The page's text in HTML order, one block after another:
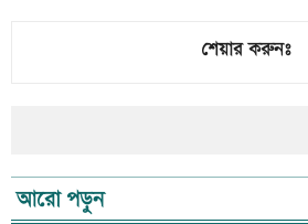
শেয়ার করুনঃ
আরো পড়ুন